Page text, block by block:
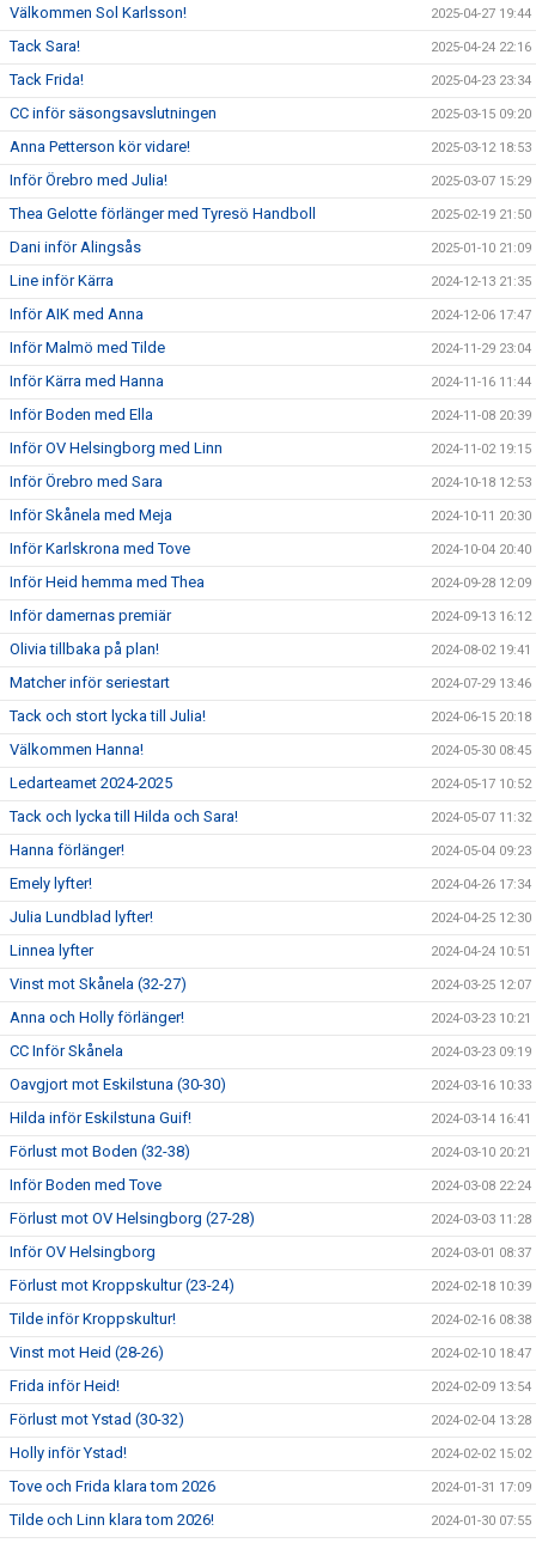
Välkommen Sol Karlsson! 2025-04-27 19:44
Tack Sara! 2025-04-24 22:16
Tack Frida! 2025-04-23 23:34
CC inför säsongsavslutningen 2025-03-15 09:20
Anna Petterson kör vidare! 2025-03-12 18:53
Inför Örebro med Julia! 2025-03-07 15:29
Thea Gelotte förlänger med Tyresö Handboll 2025-02-19 21:50
Dani inför Alingsås 2025-01-10 21:09
Line inför Kärra 2024-12-13 21:35
Inför AIK med Anna 2024-12-06 17:47
Inför Malmö med Tilde 2024-11-29 23:04
Inför Kärra med Hanna 2024-11-16 11:44
Inför Boden med Ella 2024-11-08 20:39
Inför OV Helsingborg med Linn 2024-11-02 19:15
Inför Örebro med Sara 2024-10-18 12:53
Inför Skånela med Meja 2024-10-11 20:30
Inför Karlskrona med Tove 2024-10-04 20:40
Inför Heid hemma med Thea 2024-09-28 12:09
Inför damernas premiär 2024-09-13 16:12
Olivia tillbaka på plan! 2024-08-02 19:41
Matcher inför seriestart 2024-07-29 13:46
Tack och stort lycka till Julia! 2024-06-15 20:18
Välkommen Hanna! 2024-05-30 08:45
Ledarteamet 2024-2025 2024-05-17 10:52
Tack och lycka till Hilda och Sara! 2024-05-07 11:32
Hanna förlänger! 2024-05-04 09:23
Emely lyfter! 2024-04-26 17:34
Julia Lundblad lyfter! 2024-04-25 12:30
Linnea lyfter 2024-04-24 10:51
Vinst mot Skånela (32-27) 2024-03-25 12:07
Anna och Holly förlänger! 2024-03-23 10:21
CC Inför Skånela 2024-03-23 09:19
Oavgjort mot Eskilstuna (30-30) 2024-03-16 10:33
Hilda inför Eskilstuna Guif! 2024-03-14 16:41
Förlust mot Boden (32-38) 2024-03-10 20:21
Inför Boden med Tove 2024-03-08 22:24
Förlust mot OV Helsingborg (27-28) 2024-03-03 11:28
Inför OV Helsingborg 2024-03-01 08:37
Förlust mot Kroppskultur (23-24) 2024-02-18 10:39
Tilde inför Kroppskultur! 2024-02-16 08:38
Vinst mot Heid (28-26) 2024-02-10 18:47
Frida inför Heid! 2024-02-09 13:54
Förlust mot Ystad (30-32) 2024-02-04 13:28
Holly inför Ystad! 2024-02-02 15:02
Tove och Frida klara tom 2026 2024-01-31 17:09
Tilde och Linn klara tom 2026! 2024-01-30 07:55